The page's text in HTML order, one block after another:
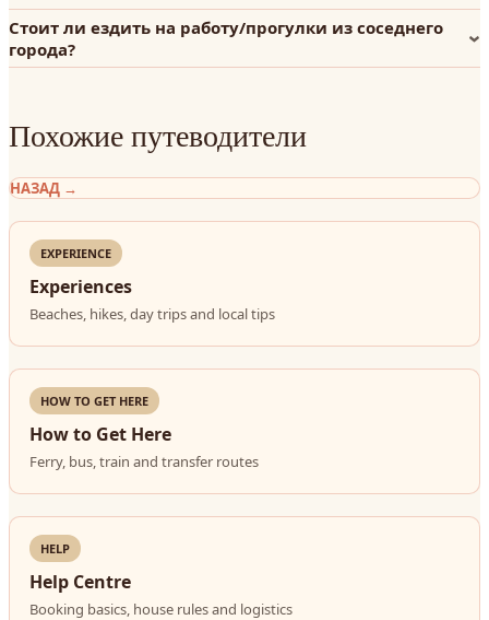
Стоит ли ездить на работу/прогулки из соседнего
города?
Похожие путеводители
НАЗАД →
EXPERIENCE
Experiences
Beaches, hikes, day trips and local tips
HOW TO GET HERE
How to Get Here
Ferry, bus, train and transfer routes
HELP
Help Centre
Booking basics, house rules and logistics